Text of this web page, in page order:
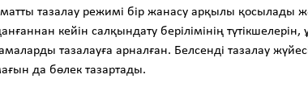
тазалау режимі бір жанасу арқылы қосылады
кейін салқындату берілімінің
тазалауға арналған. Белсенді тазалау
да бөлек тазартады.